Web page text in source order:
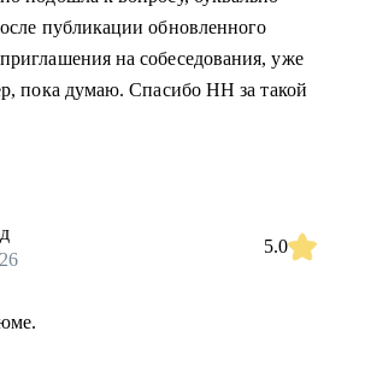
публикации обновленного
на собеседования, уже
пока думаю. Спасибо HH за такой
5.0